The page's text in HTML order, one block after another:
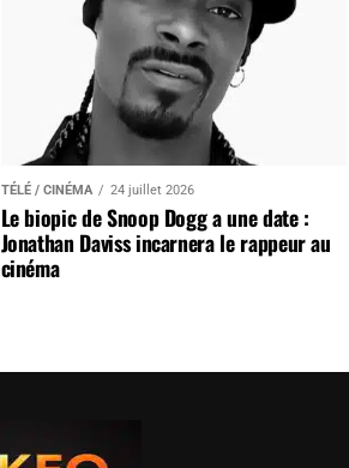
TÉLÉ / CINÉMA 24 juillet 2026
Le biopic de Snoop Dogg a une date :
Jonathan Daviss incarnera le rappeur au
cinéma